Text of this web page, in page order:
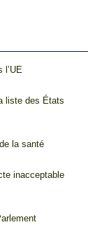
l’UE
liste des États
la santé
inacceptable